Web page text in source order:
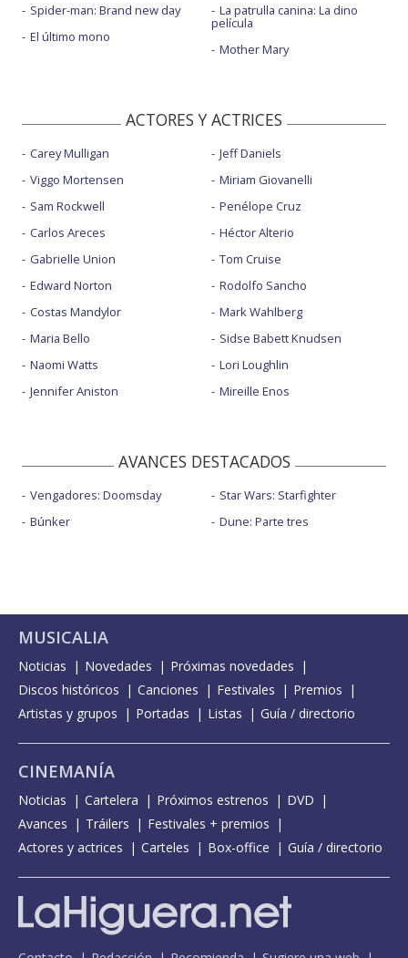
Spider-man: Brand new day
El último mono
La patrulla canina: La dino
película
Mother Mary
ACTORES Y ACTRICES
Carey Mulligan
Viggo Mortensen
Sam Rockwell
Carlos Areces
Gabrielle Union
Edward Norton
Costas Mandylor
Maria Bello
Naomi Watts
Jennifer Aniston
Jeff Daniels
Miriam Giovanelli
Penélope Cruz
Héctor Alterio
Tom Cruise
Rodolfo Sancho
Mark Wahlberg
Sidse Babett Knudsen
Lori Loughlin
Mireille Enos
AVANCES DESTACADOS
Vengadores: Doomsday
Búnker
Star Wars: Starfighter
Dune: Parte tres
MUSICALIA
Noticias Novedades
Próximas novedades
Discos históricos
Canciones Festivales
Premios
Artistas y grupos
Portadas Listas Guía / directorio
CINEMANÍA
Noticias Cartelera Próximos estrenos
DVD
Avances
Tráilers
Festivales + premios
Actores y actrices
Carteles Box-office Guía / directorio